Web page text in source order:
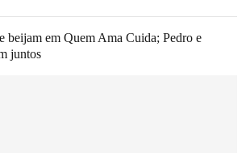
beijam em Quem Ama Cuida; Pedro e
juntos